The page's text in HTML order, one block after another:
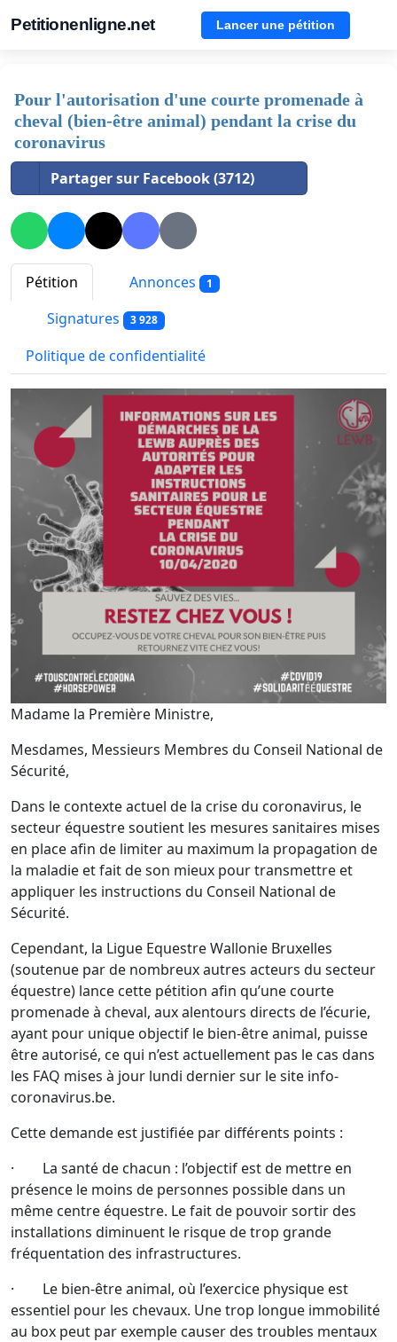
Petitionenligne.net Lancer une pétition
Pour l'autorisation d'une courte promenade à
cheval (bien-être animal) pendant la crise du
coronavirus
Partager sur Facebook (3712)
Pétition Annonces 1
Signatures 3 928
Politique de confidentialité
Madame la Première Ministre,
Mesdames, Messieurs Membres du Conseil National de
Sécurité,
Dans le contexte actuel de la crise du coronavirus, le
secteur équestre soutient les mesures sanitaires mises
en place afin de limiter au maximum la propagation de
la maladie et fait de son mieux pour transmettre et
appliquer les instructions du Conseil National de
Sécurité.
Cependant, la Ligue Equestre Wallonie Bruxelles
(soutenue par de nombreux autres acteurs du secteur
équestre) lance cette pétition afin qu’une courte
promenade à cheval, aux alentours directs de l’écurie,
ayant pour unique objectif le bien-être animal, puisse
être autorisé, ce qui n’est actuellement pas le cas dans
les FAQ mises à jour lundi dernier sur le site info-
coronavirus.be.
Cette demande est justifiée par différents points :
· La santé de chacun : l’objectif est de mettre en
présence le moins de personnes possible dans un
même centre équestre. Le fait de pouvoir sortir des
installations diminuent le risque de trop grande
fréquentation des infrastructures.
· Le bien-être animal, où l’exercice physique est
essentiel pour les chevaux. Une trop longue immobilité
au box peut par exemple causer des troubles mentaux